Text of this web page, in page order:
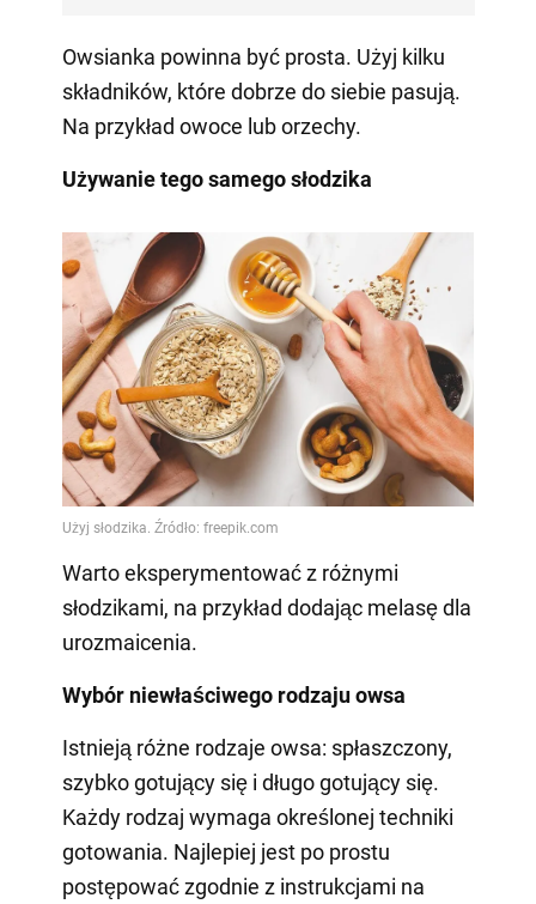
Owsianka powinna być prosta. Użyj kilku
składników, które dobrze do siebie pasują.
Na przykład owoce lub orzechy.
Używanie tego samego słodzika
Warto eksperymentować z różnymi
słodzikami, na przykład dodając melasę dla
urozmaicenia.
Wybór niewłaściwego rodzaju owsa
Istnieją różne rodzaje owsa: spłaszczony,
szybko gotujący się i długo gotujący się.
Każdy rodzaj wymaga określonej techniki
gotowania. Najlepiej jest po prostu
postępować zgodnie z instrukcjami na